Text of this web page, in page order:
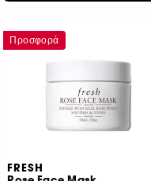
FRESH
Προσφορά